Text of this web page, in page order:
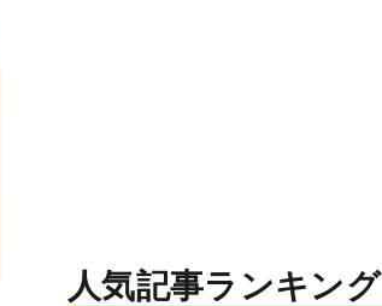
人気記事ランキング